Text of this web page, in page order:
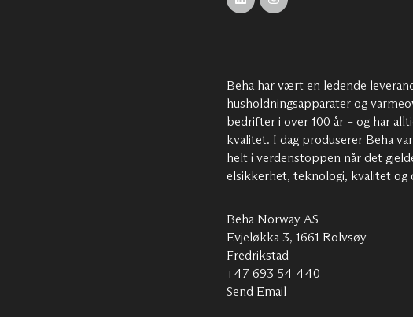
Beha har vært en ledende
husholdningsapparater og
bedrifter i over 100 år – og har
kvalitet. I dag produserer Beha
helt i verdenstoppen når det
elsikkerhet, teknologi, kvalitet og
Beha Norway AS
Evjeløkka 3, 1661 Rolvsøy
Fredrikstad
+47 693 54 440
Send Email